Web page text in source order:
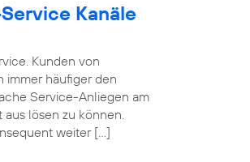
Kanäle
Kunden von
immer häufiger den
Service-Anliegen am
lösen zu können.
weiter […]